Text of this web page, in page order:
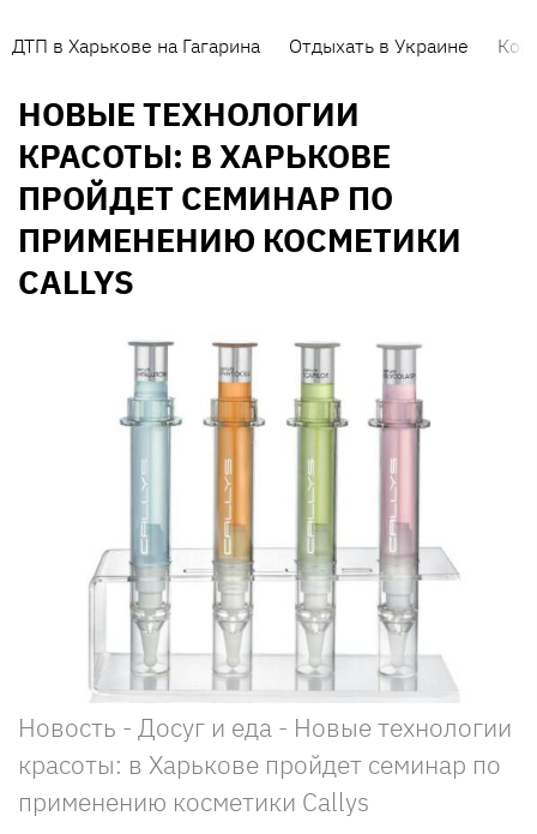
ДТП в Харькове на Гагарина Отдыхать в Украине
НОВЫЕ ТЕХНОЛОГИИ
КРАСОТЫ: В ХАРЬКОВЕ
ПРОЙДЕТ СЕМИНАР ПО
ПРИМЕНЕНИЮ КОСМЕТИКИ
CALLYS
Новость - Досуг и еда - Новые технологии
красоты: в Харькове пройдет семинар по
применению косметики Callys